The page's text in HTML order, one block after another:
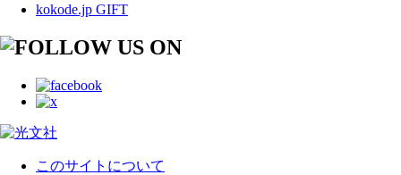
kokode.jp GIFT
このサイトについて